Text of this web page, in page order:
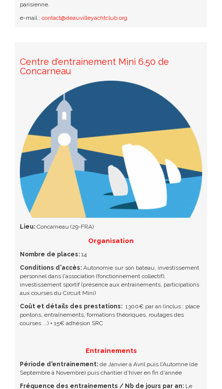
parisienne.
e-mail : contact@deauvilleyachtclub.org
Centre d'entrainement Mini 6.50 de
Concarneau
Lieu: Concarneau (29-FRA)
Organisation
Nombre de places: 14
Conditions d'accès: Autonomie sur son bateau, investissement
personnel dans l'association (fonctionnement collectif),
investissement sportif (présence aux entrainements, participations
aux courses du Circuit Mini)
Coût et détails des prestations: 1300€ par an (inclus : place
pontons, entraînements, formations théoriques, routages des
courses ...) + 15€ adhésion SRC
Entrainements
Période d'entrainement: de Janvier à Avril puis l'Automne (de
Septembre à Novembre) puis chantier d'hiver en fin d'année
Fréquence des entrainements / Nb de jours par an: Le